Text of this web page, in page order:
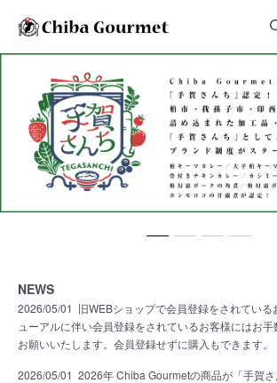
NEWS
2026/05/01 旧WEBショップで会員登録をされている
ューアルに伴い会員登録をされているお客様にはお
お願いいたします。会員登録せずに購入もできます。
2026/05/01 2026年 Chiba Gourmetの商品が「手賀